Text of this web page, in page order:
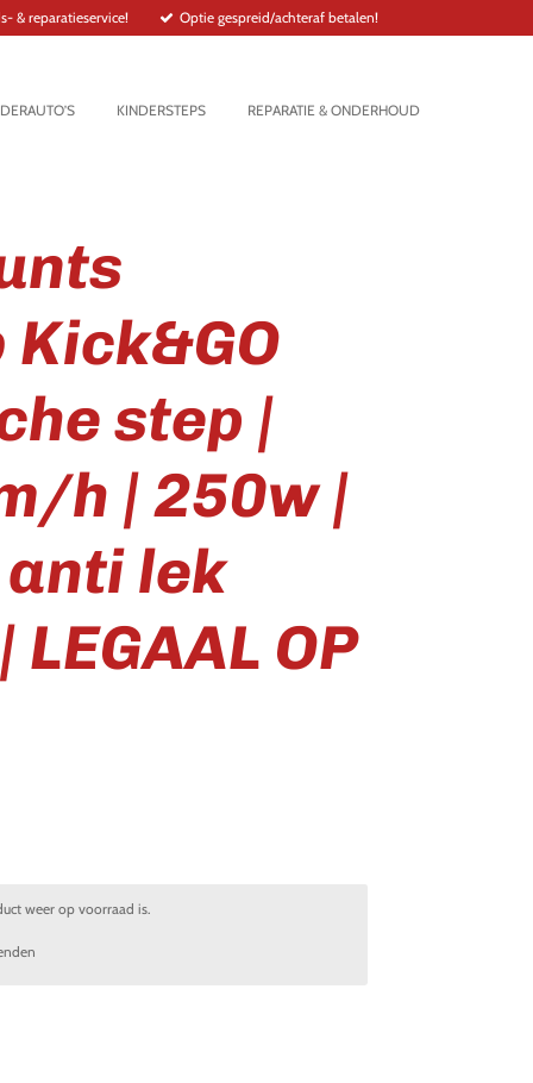
& reparatieservice! Optie gespreid/achteraf betalen!
KINDERSTEPS
REPARATIE & ONDERHOUD
step |
h | 250w |
lek
OP
weer op voorraad is.